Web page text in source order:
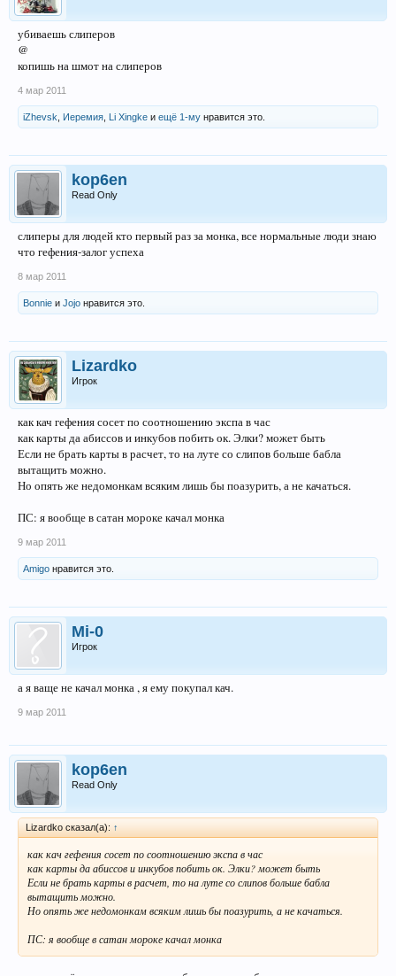
убиваешь слиперов
@
копишь на шмот на слиперов
4 мар 2011
iZhevsk Иеремия Li Xingke и ещё 1-му нравится это.
kop6en
Read Only
слиперы для людей кто первый раз за монка, все нормальные люди знаю
что гефения-залог успеха
8 мар 2011
Bonnie и Jojo нравится это.
Lizardko
Игрок
как кач гефения сосет по соотношению экспа в час
как карты да абиссов и инкубов побить ок. Элки? может быть
Если не брать карты в расчет, то на луте со слипов больше бабла
вытащить можно.
Но опять же недомонкам всяким лишь бы поазурить, а не качаться.
ПС: я вообще в сатан мороке качал монка
9 мар 2011
Amigo нравится это.
Mi-0
Игрок
а я ваще не качал монка , я ему покупал кач.
9 мар 2011
kop6en
Read Only
Lizardko сказал(а): ↑
как кач гефения сосет по соотношению экспа в час
как карты да абиссов и инкубов побить ок. Элки? может быть
Если не брать карты в расчет, то на луте со слипов больше бабла
вытащить можно.
Но опять же недомонкам всяким лишь бы поазурить, а не качаться.
ПС: я вообще в сатан мороке качал монка